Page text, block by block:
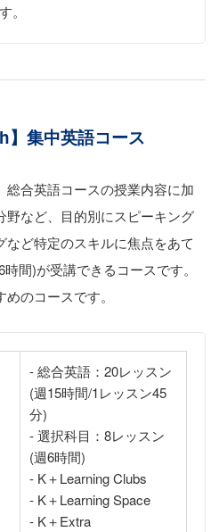
。
】集中英語コース
合英語コースの授業内容に加
野など、目的別にスピーキング
ど特定のスキルに焦点をあて
間)が受講できるコースです。
のコースです。
- 総合英語：20レッスン
(週15時間/1レッスン45
分)
- 選択科目：8レッスン
(週6時間)
- K＋Learning Clubs
- K＋Learning Space
- K＋Extra